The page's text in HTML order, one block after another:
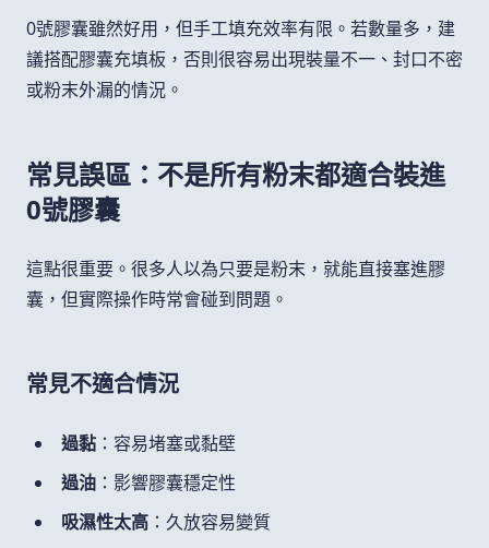
0號膠囊雖然好用，但手工填充效率有限。若數量多，建
議搭配膠囊充填板，否則很容易出現裝量不一、封口不密
或粉末外漏的情況。
常見誤區：不是所有粉末都適合裝進
0號膠囊
這點很重要。很多人以為只要是粉末，就能直接塞進膠
囊，但實際操作時常會碰到問題。
常見不適合情況
過黏 ：容易堵塞或黏壁
過油 ：影響膠囊穩定性
吸濕性太高 ：久放容易變質